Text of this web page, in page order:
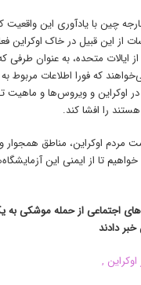
از این قبیل در خاک اوکراین
ایالات متحده، به عنوان طرفی
که فورا اطلاعات مربوط
اوکراین و ویروس‌ها و ماهیت
را افشا کند.
اوکراین، مناطق همجوار و
تا از ایمنی این
اجتماعی از حمله موشکی به
دادند